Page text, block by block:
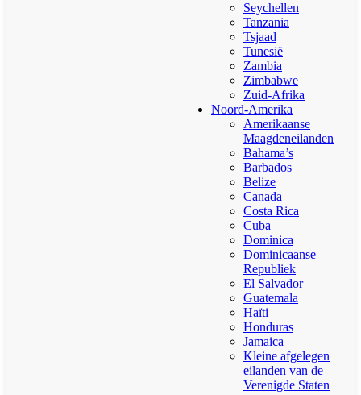
Seychellen
Tanzania
Tsjaad
Tunesië
Zambia
Zimbabwe
Zuid-Afrika
Noord-Amerika
Amerikaanse
Maagdeneilanden
Bahama’s
Barbados
Belize
Canada
Costa Rica
Cuba
Dominica
Dominicaanse
Republiek
El Salvador
Guatemala
Haïti
Honduras
Jamaica
Kleine afgelegen
eilanden van de
Verenigde Staten